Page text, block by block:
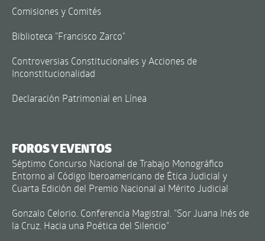
Comisiones y Comités
Biblioteca "Francisco Zarco"
Controversias Constitucionales y Acciones de
Inconstitucionalidad
Declaración Patrimonial en Línea
FOROS Y EVENTOS
Séptimo Concurso Nacional de Trabajo Monográfico
Entorno al Código Iberoamericano de Ética Judicial y
Cuarta Edición del Premio Nacional al Mérito Judicial
Gonzalo Celorio. Conferencia Magistral. "Sor Juana Inés de
la Cruz. Hacia una Poética del Silencio"